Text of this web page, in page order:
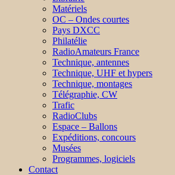
Matériels
OC – Ondes courtes
Pays DXCC
Philatélie
RadioAmateurs France
Technique, antennes
Technique, UHF et hypers
Technique, montages
Télégraphie, CW
Trafic
RadioClubs
Espace – Ballons
Expéditions, concours
Musées
Programmes, logiciels
Contact